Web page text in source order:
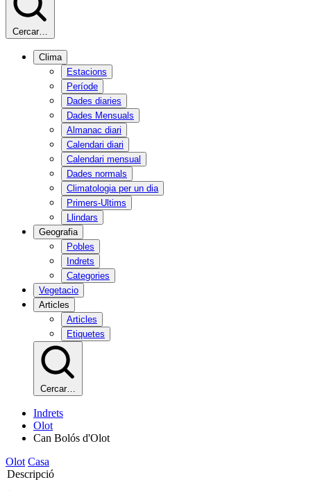
Cercar…
Clima
Estacions
Període
Dades diaries
Dades Mensuals
Almanac diari
Calendari diari
Calendari mensual
Dades normals
Climatologia per un dia
Primers-Ultims
Llindars
Geografia
Pobles
Indrets
Categories
Vegetacio
Articles
Articles
Etiquetes
Cercar…
Indrets
Olot
Can Bolós d'Olot
Olot Casa
Descripció